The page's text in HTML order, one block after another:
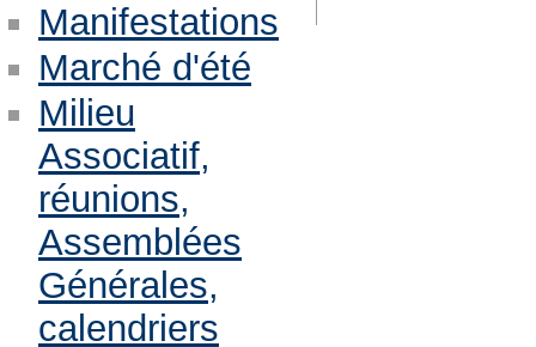
Manifestations
Marché d'été
Milieu
Associatif,
réunions,
Assemblées
Générales,
calendriers